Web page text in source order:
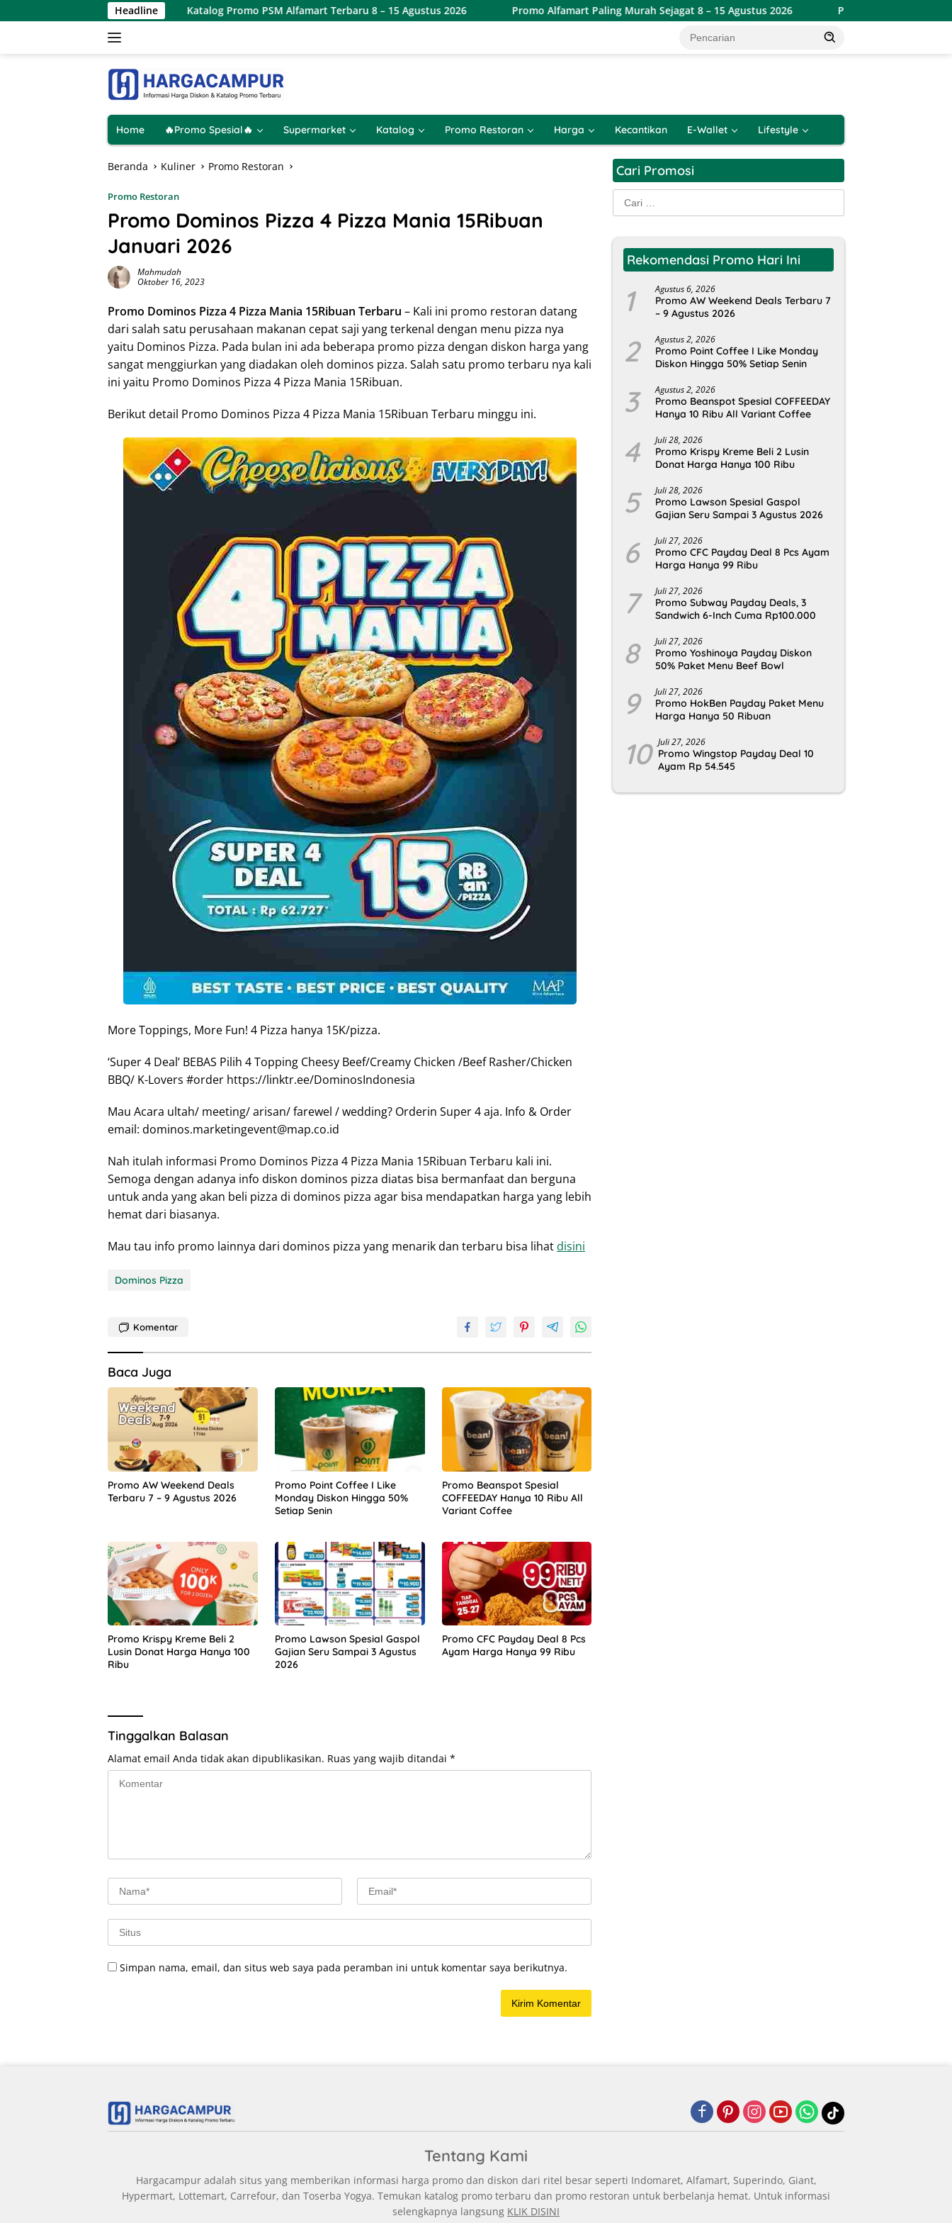
ke
Headline
Katalog Promo PSM Alfamart Terbaru 8 – 15 Agustus 2026 Promo Alfamart Paling Murah Sejagat 8 – 15 Agustus 2026 Promo Alfamart Double Date
Home 🔥Promo Spesial🔥 Supermarket Katalog Promo Restoran Harga Kecantikan E-Wallet Lifestyle
Beranda Kuliner Promo Restoran
Promo Restoran
Promo Dominos Pizza 4 Pizza Mania 15Ribuan
Januari 2026
Mahmudah
Oktober 16, 2023
Promo Dominos Pizza 4 Pizza Mania 15Ribuan Terbaru – Kali ini promo restoran datang
dari salah satu perusahaan makanan cepat saji yang terkenal dengan menu pizza nya
yaitu Dominos Pizza. Pada bulan ini ada beberapa promo pizza dengan diskon harga yang
sangat menggiurkan yang diadakan oleh dominos pizza. Salah satu promo terbaru nya kali
ini yaitu Promo Dominos Pizza 4 Pizza Mania 15Ribuan.
Berikut detail Promo Dominos Pizza 4 Pizza Mania 15Ribuan Terbaru minggu ini.
More Toppings, More Fun! 4 Pizza hanya 15K/pizza.
‘Super 4 Deal’ BEBAS Pilih 4 Topping Cheesy Beef/Creamy Chicken /Beef Rasher/Chicken
BBQ/ K-Lovers #order https://linktr.ee/DominosIndonesia
Mau Acara ultah/ meeting/ arisan/ farewel / wedding? Orderin Super 4 aja. Info & Order
email: dominos.marketingevent@map.co.id
Nah itulah informasi Promo Dominos Pizza 4 Pizza Mania 15Ribuan Terbaru kali ini.
Semoga dengan adanya info diskon dominos pizza diatas bisa bermanfaat dan berguna
untuk anda yang akan beli pizza di dominos pizza agar bisa mendapatkan harga yang lebih
hemat dari biasanya.
Mau tau info promo lainnya dari dominos pizza yang menarik dan terbaru bisa lihatdisini
Dominos Pizza
Komentar
Baca Juga
Promo AW Weekend Deals
Terbaru 7 – 9 Agustus 2026
Promo Point Coffee I Like
Monday Diskon Hingga 50%
Setiap Senin
Promo Beanspot Spesial
COFFEEDAY Hanya 10 Ribu All
Variant Coffee
Promo Krispy Kreme Beli 2
Lusin Donat Harga Hanya 100
Ribu
Promo Lawson Spesial Gaspol
Gajian Seru Sampai 3 Agustus
2026
Promo CFC Payday Deal 8 Pcs
Ayam Harga Hanya 99 Ribu
Tinggalkan Balasan
Alamat email Anda tidak akan dipublikasikan. Ruas yang wajib ditandai *
Simpan nama, email, dan situs web saya pada peramban ini untuk komentar saya berikutnya.
Cari Promosi
Cari
untuk:
Rekomendasi Promo Hari Ini
1 Agustus 6, 2026
Promo AW Weekend Deals Terbaru 7
– 9 Agustus 2026
2 Agustus 2, 2026
Promo Point Coffee I Like Monday
Diskon Hingga 50% Setiap Senin
3 Agustus 2, 2026
Promo Beanspot Spesial COFFEEDAY
Hanya 10 Ribu All Variant Coffee
4 Juli 28, 2026
Promo Krispy Kreme Beli 2 Lusin
Donat Harga Hanya 100 Ribu
5 Juli 28, 2026
Promo Lawson Spesial Gaspol
Gajian Seru Sampai 3 Agustus 2026
6 Juli 27, 2026
Promo CFC Payday Deal 8 Pcs Ayam
Harga Hanya 99 Ribu
7 Juli 27, 2026
Promo Subway Payday Deals, 3
Sandwich 6-Inch Cuma Rp100.000
8 Juli 27, 2026
Promo Yoshinoya Payday Diskon
50% Paket Menu Beef Bowl
9 Juli 27, 2026
Promo HokBen Payday Paket Menu
Harga Hanya 50 Ribuan
10 Juli 27, 2026
Promo Wingstop Payday Deal 10
Ayam Rp 54.545
Tentang Kami
Hargacampur adalah situs yang memberikan informasi harga promo dan diskon dari ritel besar seperti Indomaret, Alfamart, Superindo, Giant,
Hypermart, Lottemart, Carrefour, dan Toserba Yogya. Temukan katalog promo terbaru dan promo restoran untuk berbelanja hemat. Untuk informasi
selengkapnya langsung KLIK DISINI